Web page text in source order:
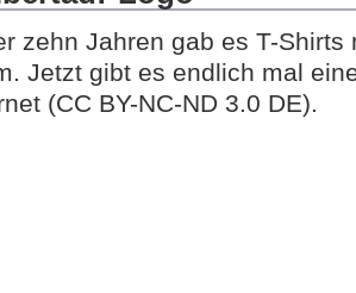
zehn Jahren gab es T-
Jetzt gibt es endlich mal
(CC BY-NC-ND 3.0 DE).